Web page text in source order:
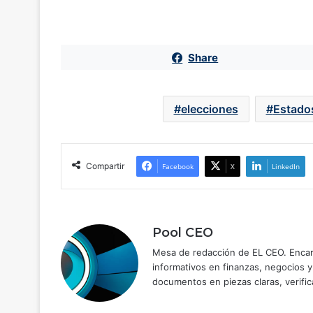
Share
elecciones
Compartir Facebook X LinkedIn
Pool CEO
Mesa de redacción de EL CEO.
informativos en finanzas, negocios
documentos en piezas claras,